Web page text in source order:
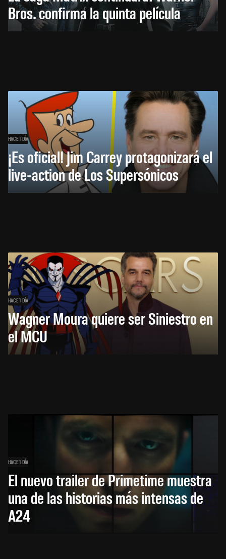
Bros. confirma la quinta película
HACE 1 DÍA
¡Es oficial! Jim Carrey protagonizará el
live-action de Los Supersónicos
HACE 1 DÍA
Wagner Moura quiere ser Siniestro en
el MCU
HACE 1 DÍA
El nuevo trailer de Primetime muestra
una de las historias más intensas de
A24